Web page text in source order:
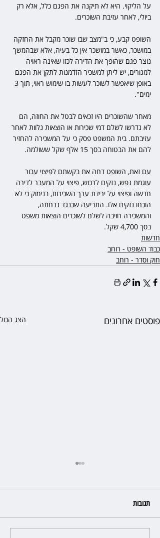
על הליקוי. היא לא תיקנה את הפגם כלל, אלא רק
ביולי, לאחר עזיבת השוכרים.
השופט קבע, כי ב"מצב שבו שוכר מקבל את החזקה
במושכר, כאשר במושכר אין כל בעיה, אלא שבהמשך
נוצר פגם שהופך את הדירה לכזו שאינה ראויה
למגורים, יש ליתן למשכיר הזדמנות לתקן את הפגם
ימים".
מאחר שהשוכרים היו זכאים לבטל את החוזה, הם
לא נדרשו לשלם דמי שכירות או הוצאות נלוות לאחר
עזיבתם. בית המשפט פסק כי על המשכירה להחזיר
להם את הבטוחה בסך 15 אלף שקל ששולמה.
עם זאת, השופט דחה את בקשתם לפיצוי עבור
עוגמת נפש, נזקים לרכוש, פיצוי על המעבר לדירה
חדשה ופיצוי על ירידת ערך השכירות, בנימוק כי לא
הוכחו נזקים אלו. התביעה שכנגד נדחתה,
והמשכירה חויבה לשלם לשוכרים הוצאות משפט
בסך 4,700 שקל.
חדשות
כבוד השופט - רוחב
חוק וסדר - רוחב
פוסטים אחרונים הצג הכול
תגובות